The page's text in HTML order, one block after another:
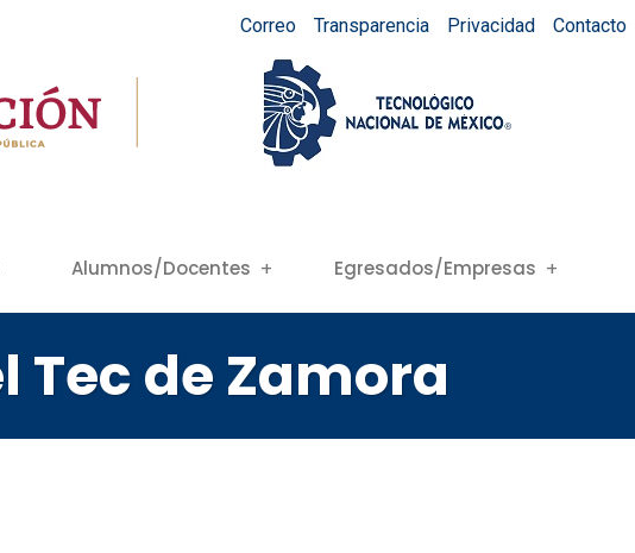
Correo Transparencia Privacidad Contacto
Alumnos/Docentes Egresados/Empresas
Tec de Zamora